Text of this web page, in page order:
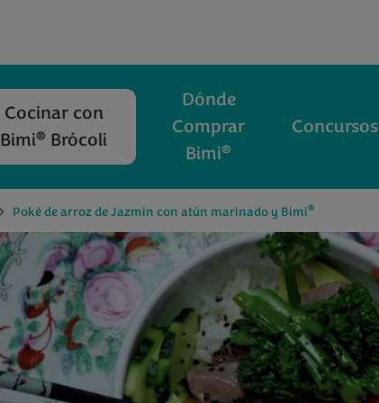
Cocinar con
Bimi® Brócoli
Dónde
Comprar
Bimi®
Concursos
Poké de arroz de Jazmín con atún marinado y Bimi®